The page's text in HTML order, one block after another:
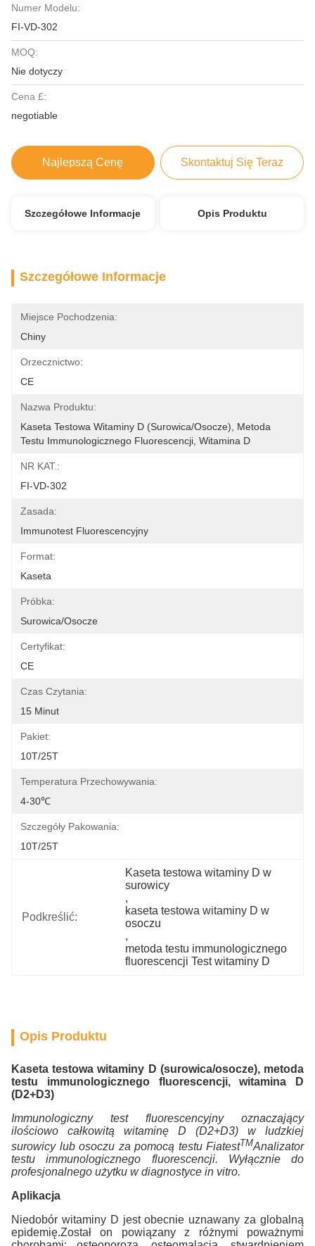
Numer Modelu:
FI-VD-302
MOQ:
Nie dotyczy
Cena £:
negotiable
Najlepszą Cenę Skontaktuj Się Teraz
Szczegółowe Informacje Opis Produktu
Szczegółowe Informacje
Miejsce Pochodzenia:
Chiny
Orzecznictwo:
CE
Nazwa Produktu:
Kaseta Testowa Witaminy D (surowica/osocze), Metoda
Testu Immunologicznego Fluorescencji, Witamina D
NR KAT.:
FI-VD-302
Zasada:
Immunotest Fluorescencyjny
Format:
Kaseta
Próbka:
Surowica/Osocze
Certyfikat:
CE
Czas Czytania:
15 Minut
Pakiet:
10T/25T
Temperatura Przechowywania:
4-30℃
Szczegóły Pakowania:
10T/25T
Podkreślić:
Kaseta testowa witaminy D w
surowicy
,
kaseta testowa witaminy D w
osoczu
,
metoda testu immunologicznego
fluorescencji Test witaminy D
Opis Produktu
Kaseta testowa witaminy D (surowica/osocze), metoda
testu immunologicznego fluorescencji, witamina D
(D2+D3)
Immunologiczny test fluorescencyjny oznaczający
ilościowo całkowitą witaminę D (D2+D3) w ludzkiej
surowicy lub osoczu za pomocą testu FiatestTMAnalizator
testu immunologicznego fluorescencji.
Wyłącznie do
profesjonalnego użytku w diagnostyce in vitro.
Aplikacja
Niedobór witaminy D jest obecnie uznawany za globalną
epidemię.Został on powiązany z różnymi poważnymi